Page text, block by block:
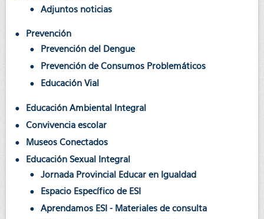
Adjuntos noticias
Prevención
Prevención del Dengue
Prevención de Consumos Problemáticos
Educación Vial
Educación Ambiental Integral
Convivencia escolar
Museos Conectados
Educación Sexual Integral
Jornada Provincial Educar en Igualdad
Espacio Específico de ESI
Aprendamos ESI - Materiales de consulta